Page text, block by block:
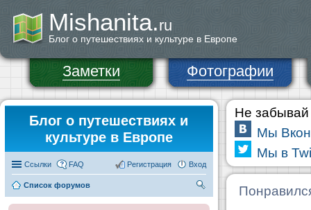
Mishanita.ru
Блог о путешествиях и культуре в Европе
Заметки Фотографии
Блог о путешествиях и
культуре в Европе
Ссылки FAQ Вход
Регистрация
Список форумов
Не забывай
Мы
Мы в